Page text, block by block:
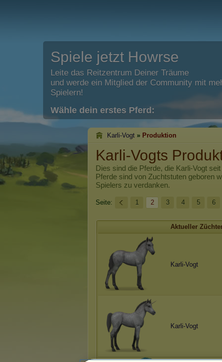
Spiele jetzt Howrse
Leite das Reitzentrum Deiner Träume
und werde ein Mitglied der Community mit
Spielern!
Wähle dein erstes Pferd:
Karli-Vogt » Produktion
Karli-Vogts
Dies sind die Pferde, die Karli-Vogt seit
Pferde sind von Zuchtstuten geboren
Spielers zu verdanken.
Seite: 1 2 3 4 5 6
Aktueller
Karli-Vogt
Karli-Vogt